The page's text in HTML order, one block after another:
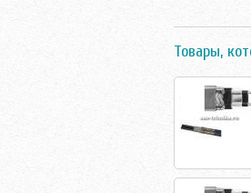
Товары,